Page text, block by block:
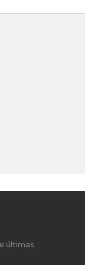
últimas